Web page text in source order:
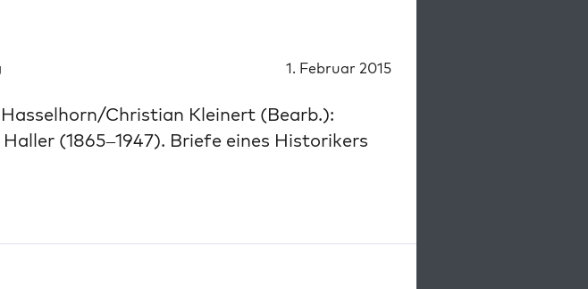
1. Februar 2015
Christian Kleinert (Bearb.):
(1865–1947). Briefe eines Historikers